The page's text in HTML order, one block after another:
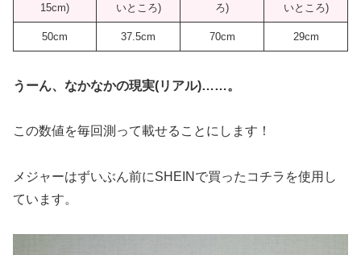
15cm)
いところ)
ろ)
いところ)
50cm 37.5cm 70cm 29cm
うーん、なかなかの現実(リアル)……。
この数値を毎回測って載せることにします！
メジャーはずいぶん前にSHEINで買ったコチラを使用し
ています。